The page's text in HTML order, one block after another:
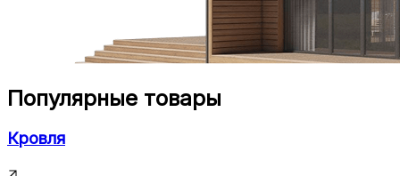
Популярные товары
Кровля